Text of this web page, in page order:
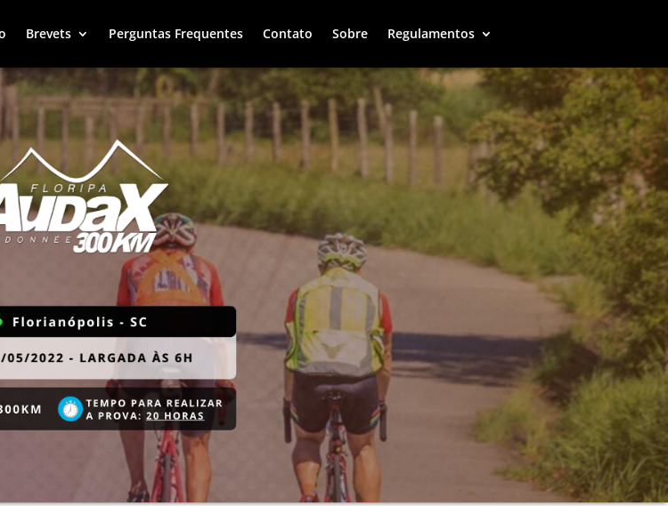
Brevets Perguntas Frequentes Contato Sobre Regulamentos
Brevets Perguntas Frequentes Contato Sobre Regulamentos